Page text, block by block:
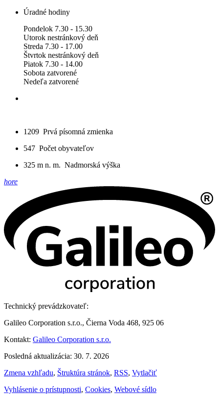
Úradné hodiny
Pondelok 7.30 - 15.30
Utorok nestránkový deň
Streda 7.30 - 17.00
Štvrtok nestránkový deň
Piatok 7.30 - 14.00
Sobota zatvorené
Nedeľa zatvorené
1209 Prvá písomná zmienka
547 Počet obyvateľov
325 m n. m. Nadmorská výška
hore
Technický prevádzkovateľ:
Galileo Corporation s.r.o., Čierna Voda 468, 925 06
Kontakt: Galileo Corporation s.r.o.
Posledná aktualizácia: 30. 7. 2026
Zmena vzhľadu, Štruktúra stránok, RSS, Vytlačiť
Vyhlásenie o prístupnosti, Cookies, Webové sídlo